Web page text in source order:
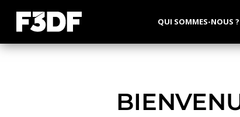
QUI SOMMES-NOUS ?